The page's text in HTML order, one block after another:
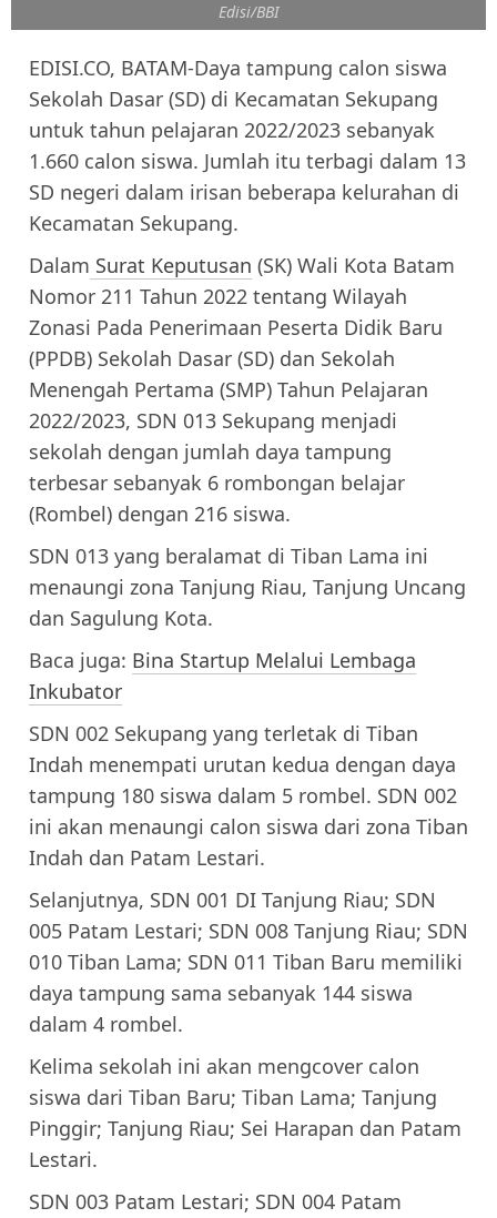
Edisi/BBI
EDISI.CO, BATAM-Daya tampung calon siswa
Sekolah Dasar (SD) di Kecamatan Sekupang
untuk tahun pelajaran 2022/2023 sebanyak
1.660 calon siswa. Jumlah itu terbagi dalam 13
SD negeri dalam irisan beberapa kelurahan di
Kecamatan Sekupang.
Dalam Surat Keputusan (SK) Wali Kota Batam
Nomor 211 Tahun 2022 tentang Wilayah
Zonasi Pada Penerimaan Peserta Didik Baru
(PPDB) Sekolah Dasar (SD) dan Sekolah
Menengah Pertama (SMP) Tahun Pelajaran
2022/2023, SDN 013 Sekupang menjadi
sekolah dengan jumlah daya tampung
terbesar sebanyak 6 rombongan belajar
(Rombel) dengan 216 siswa.
SDN 013 yang beralamat di Tiban Lama ini
menaungi zona Tanjung Riau, Tanjung Uncang
dan Sagulung Kota.
Baca juga: Bina Startup Melalui Lembaga
Inkubator
SDN 002 Sekupang yang terletak di Tiban
Indah menempati urutan kedua dengan daya
tampung 180 siswa dalam 5 rombel. SDN 002
ini akan menaungi calon siswa dari zona Tiban
Indah dan Patam Lestari.
Selanjutnya, SDN 001 DI Tanjung Riau; SDN
005 Patam Lestari; SDN 008 Tanjung Riau; SDN
010 Tiban Lama; SDN 011 Tiban Baru memiliki
daya tampung sama sebanyak 144 siswa
dalam 4 rombel.
Kelima sekolah ini akan mengcover calon
siswa dari Tiban Baru; Tiban Lama; Tanjung
Pinggir; Tanjung Riau; Sei Harapan dan Patam
Lestari.
SDN 003 Patam Lestari; SDN 004 Patam